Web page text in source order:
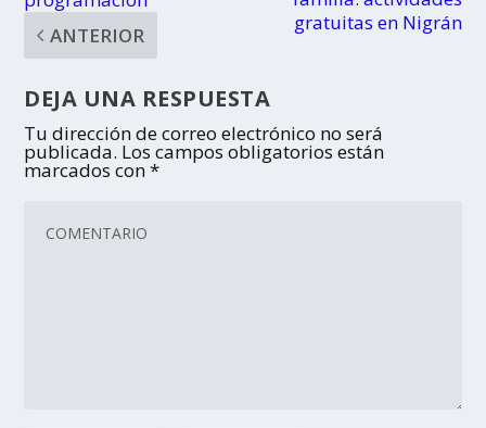
ANTERIOR
gratuitas en Nigrán
DEJA UNA RESPUESTA
Tu dirección de correo electrónico no será
publicada. Los campos obligatorios están
marcados con*